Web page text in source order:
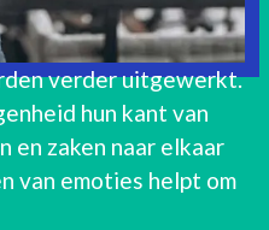
verder uitgewerkt.
hun kant van
en zaken naar elkaar
van emoties helpt om